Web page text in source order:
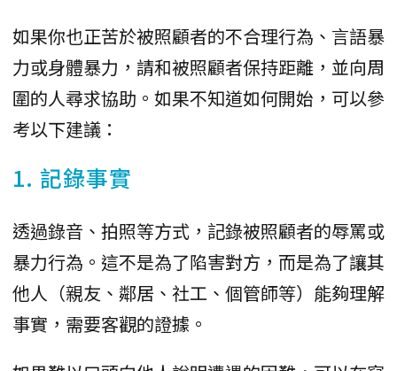
如果你也正苦於被照顧者的不合理行為、言語暴
力或身體暴力，請和被照顧者保持距離，並向周
圍的人尋求協助。如果不知道如何開始，可以參
考以下建議：
1. 記錄事實
透過錄音、拍照等方式，記錄被照顧者的辱罵或
暴力行為。這不是為了陷害對方，而是為了讓其
他人（親友、鄰居、社工、個管師等）能夠理解
事實，需要客觀的證據。